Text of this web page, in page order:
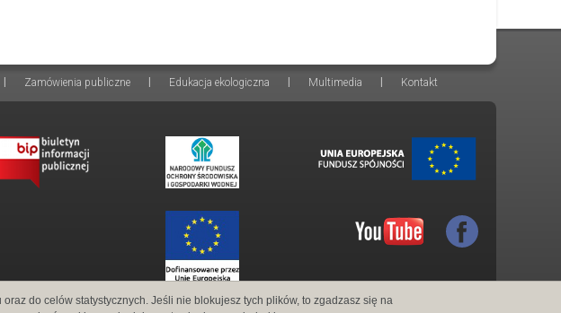
Zamówienia publiczne Edukacja ekologiczna Multimedia Kontakt
Projekt graficzny i wdrożenie: SOVA Agency
do celów statystycznych. Jeśli nie blokujesz tych plików, to zgadzasz się na